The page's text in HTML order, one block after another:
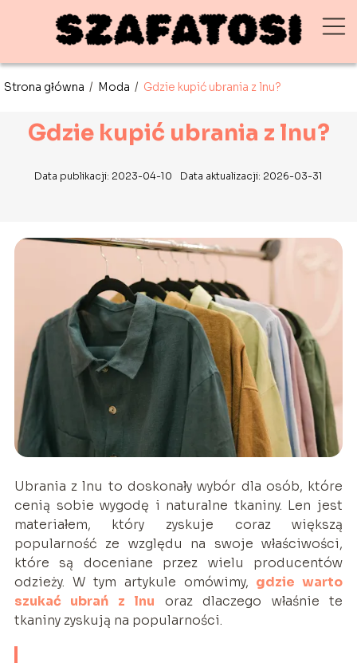
Strona główna / Moda / Gdzie kupić ubrania z lnu?
Gdzie kupić ubrania z lnu?
Data publikacji: 2023-04-10 Data aktualizacji: 2026-03-31
Ubrania z lnu to doskonały wybór dla osób, które
cenią sobie wygodę i naturalne tkaniny. Len jest
materiałem, który zyskuje coraz większą
popularność ze względu na swoje właściwości,
które są doceniane przez wielu producentów
odzieży. W tym artykule omówimy, gdzie warto
szukać ubrań z lnu oraz dlaczego właśnie te
tkaniny zyskują na popularności.